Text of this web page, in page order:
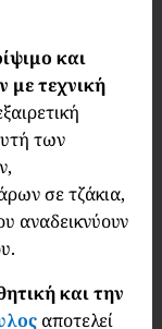
και
με τεχνική
των
σε τζάκια,
αναδεικνύουν
και την
αποτελεί